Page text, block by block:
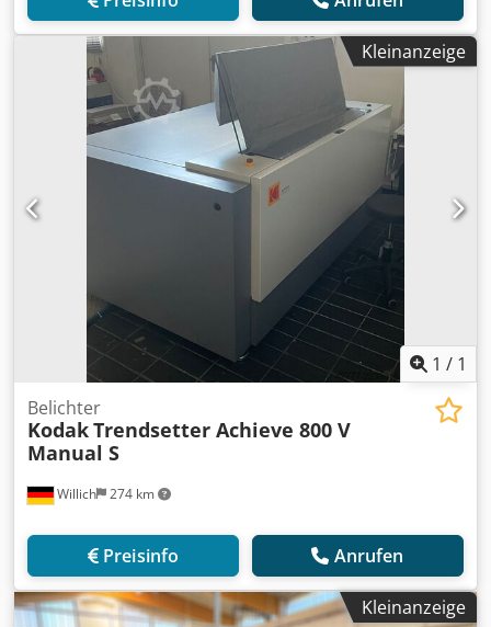
Kleinanzeige
1 / 1
Willich 274 km
Belichter
KodakTrendsetter Achieve 800 V
Manual S
Preisinfo Anrufen
Kleinanzeige